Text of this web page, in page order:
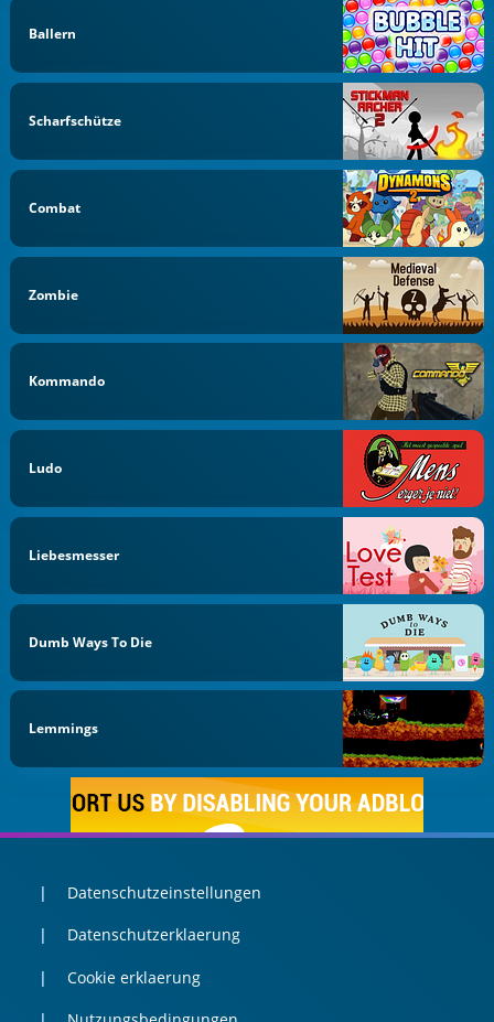
Ballern
Scharfschütze
Combat
Zombie
Kommando
Ludo
Liebesmesser
Dumb Ways To Die
Lemmings
Datenschutzeinstellungen
Datenschutzerklaerung
Cookie erklaerung